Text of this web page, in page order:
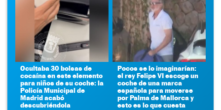
Ocultaba 30 bolsas de
cocaína en este elemento
para niños de su coche: la
Policía Municipal de
Madrid acabó
descubriéndola
Pocos se lo imaginarían:
el rey Felipe VI escoge un
coche de una marca
española para moverse
por Palma de Mallorca y
esto es lo que cuesta